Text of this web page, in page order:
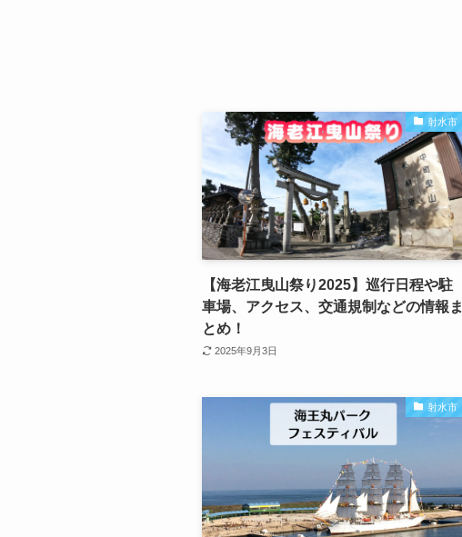
射水市
【海老江曳山祭り2025】巡行日程や駐
車場、アクセス、交通規制などの情報ま
とめ！
2025年9月3日
射水市